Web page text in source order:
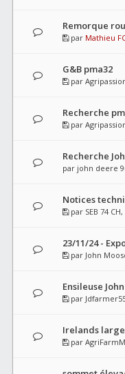
Remorque
par Mathieu
G&B pma32
par
Recherche
par
Recherche
par john deere
Notices
par SEB 74 CH,
23/11/24 -
par John
Ensileuse
par
Irelands
par